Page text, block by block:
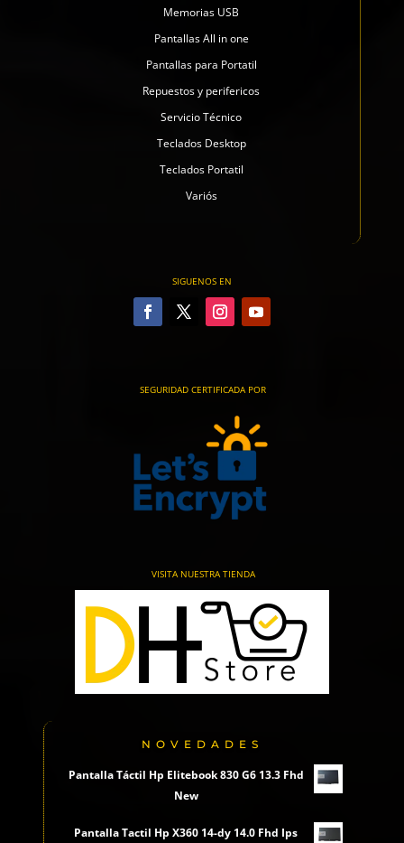
Memorias USB
Pantallas All in one
Pantallas para Portatil
Repuestos y perifericos
Servicio Técnico
Teclados Desktop
Teclados Portatil
Variós
SIGUENOS EN
SEGURIDAD CERTIFICADA POR
VISITA NUESTRA TIENDA
NOVEDADES
Pantalla Táctil Hp Elitebook 830 G6 13.3 Fhd
New
Pantalla Tactil Hp X360 14-dy 14.0 Fhd Ips